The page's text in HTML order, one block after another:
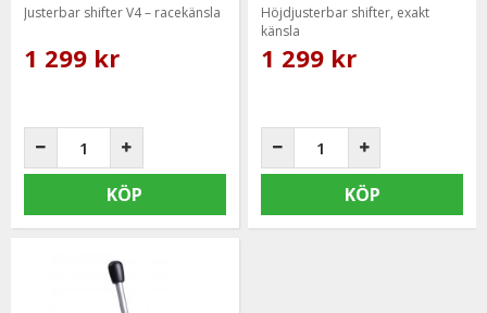
Justerbar shifter V4 – racekänsla
1 299 kr
KÖP
Höjdjusterbar shifter, exakt
känsla
1 299 kr
KÖP